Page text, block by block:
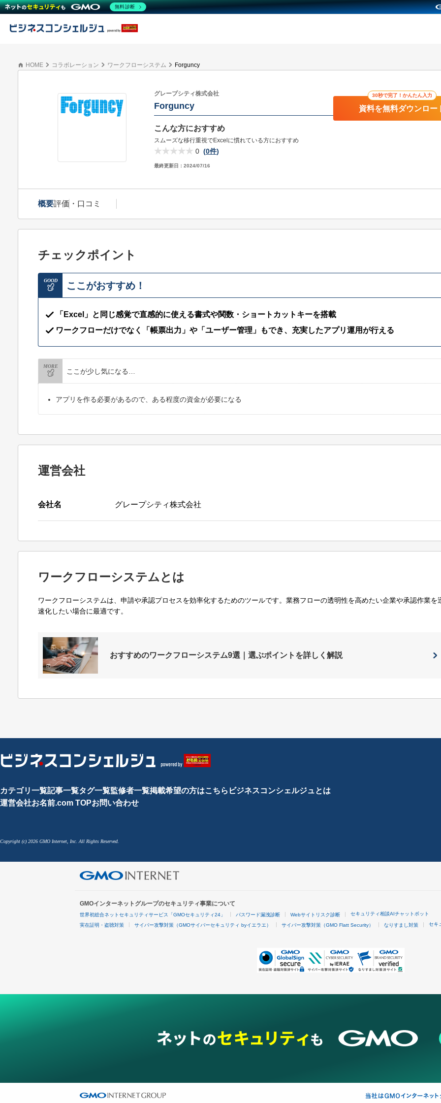
HOME コラボレーション ワークフローシステム Forguncy
グレープシティ株式会社
Forguncy
こんな方におすすめ
スムーズな移行重視でExcelに慣れている方におすすめ
0 (0件)
最終更新日： 2024/07/16
30秒で完了！かんたん入力
資料を無料ダウンロー
概要評価・口コミ
チェックポイント
GOOD ここがおすすめ！
「Excel」と同じ感覚で直感的に使える書式や関数・ショートカットキーを搭載
ワークフローだけでなく「帳票出力」や「ユーザー管理」もでき、充実したアプリ運用が行える
MORE
ここが少し気になる…
アプリを作る必要があるので、ある程度の資金が必要になる
運営会社
会社名 グレープシティ株式会社
ワークフローシステムとは
ワークフローシステムは、申請や承認プロセスを効率化するためのツールです。業務フローの透明性を高めたい企業や承認作業を
速化したい場合に最適です。
おすすめのワークフローシステム9選｜選ぶポイントを詳しく解説
カテゴリ一覧記事一覧タグ一覧監修者一覧掲載希望の方はこちら ビジネスコンシェルジュとは
運営会社お名前.com TOPお問い合わせ
Copyright (c) 2026 GMO Internet, Inc. All Rights Reserved.
GMOインターネットグループのセキュリティ事業について
世界初総合ネットセキュリティサービス「GMOセキュリティ24」 パスワード漏洩診断 Webサイトリスク診断 セキュリティ相談AIチャットボット
実在証明・盗聴対策 サイバー攻撃対策（GMOサイバーセキュリティ byイエラエ） サイバー攻撃対策（GMO Flatt Security） なりすまし対策 セキ
無料診断